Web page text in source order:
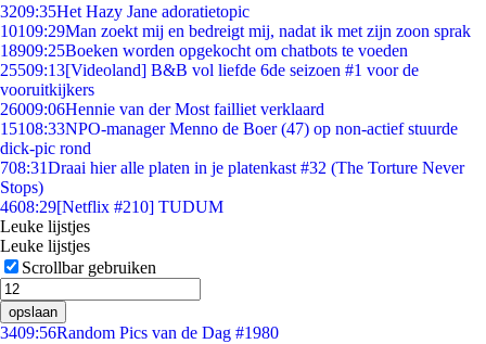
3209:35Het Hazy Jane adoratietopic
10109:29Man zoekt mij en bedreigt mij, nadat ik met zijn zoon sprak
18909:25Boeken worden opgekocht om chatbots te voeden
25509:13[Videoland] B&B vol liefde 6de seizoen #1 voor de
vooruitkijkers
26009:06Hennie van der Most failliet verklaard
15108:33NPO-manager Menno de Boer (47) op non-actief stuurde
dick-pic rond
708:31Draai hier alle platen in je platenkast #32 (The Torture Never
Stops)
4608:29[Netflix #210] TUDUM
Leuke lijstjes
Leuke lijstjes
Scrollbar gebruiken
opslaan
3409:56Random Pics van de Dag #1980